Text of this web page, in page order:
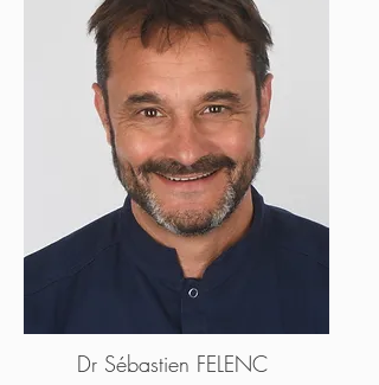
Dr Sébastien FELENC